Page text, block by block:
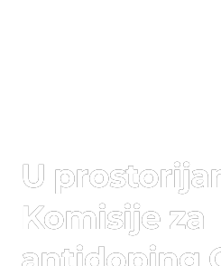
U
Komisije za